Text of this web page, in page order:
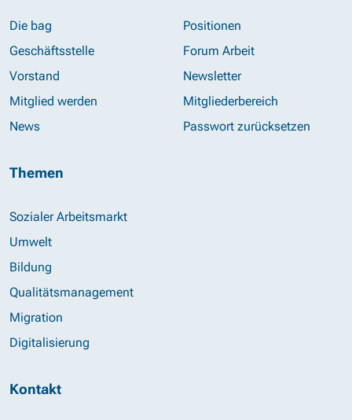
Die bag
Geschäftsstelle
Vorstand
Mitglied werden
News
Positionen
Forum Arbeit
Newsletter
Mitgliederbereich
Passwort zurücksetzen
Themen
Sozialer Arbeitsmarkt
Umwelt
Bildung
Qualitätsmanagement
Migration
Digitalisierung
Kontakt